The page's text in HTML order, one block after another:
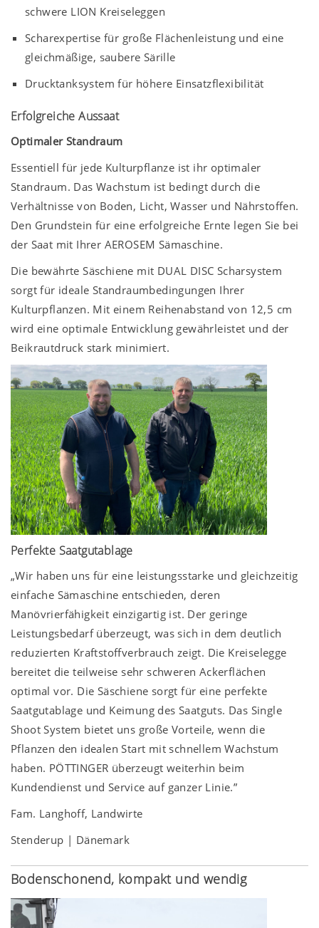
schwere LION Kreiseleggen
Scharexpertise für große Flächenleistung und eine
gleichmäßige, saubere Särille
Drucktanksystem für höhere Einsatzflexibilität
Erfolgreiche Aussaat
Optimaler Standraum
Essentiell für jede Kulturpflanze ist ihr optimaler
Standraum. Das Wachstum ist bedingt durch die
Verhältnisse von Boden, Licht, Wasser und Nährstoffen.
Den Grundstein für eine erfolgreiche Ernte legen Sie bei
der Saat mit Ihrer AEROSEM Sämaschine.
Die bewährte Säschiene mit DUAL DISC Scharsystem
sorgt für ideale Standraumbedingungen Ihrer
Kulturpflanzen. Mit einem Reihenabstand von 12,5 cm
wird eine optimale Entwicklung gewährleistet und der
Beikrautdruck stark minimiert.
Perfekte Saatgutablage
„Wir haben uns für eine leistungsstarke und gleichzeitig
einfache Sämaschine entschieden, deren
Manövrierfähigkeit einzigartig ist. Der geringe
Leistungsbedarf überzeugt, was sich in dem deutlich
reduzierten Kraftstoffverbrauch zeigt. Die Kreiselegge
bereitet die teilweise sehr schweren Ackerflächen
optimal vor. Die Säschiene sorgt für eine perfekte
Saatgutablage und Keimung des Saatguts. Das Single
Shoot System bietet uns große Vorteile, wenn die
Pflanzen den idealen Start mit schnellem Wachstum
haben. PÖTTINGER überzeugt weiterhin beim
Kundendienst und Service auf ganzer Linie.”
Fam. Langhoff, Landwirte
Stenderup | Dänemark
Bodenschonend, kompakt und wendig